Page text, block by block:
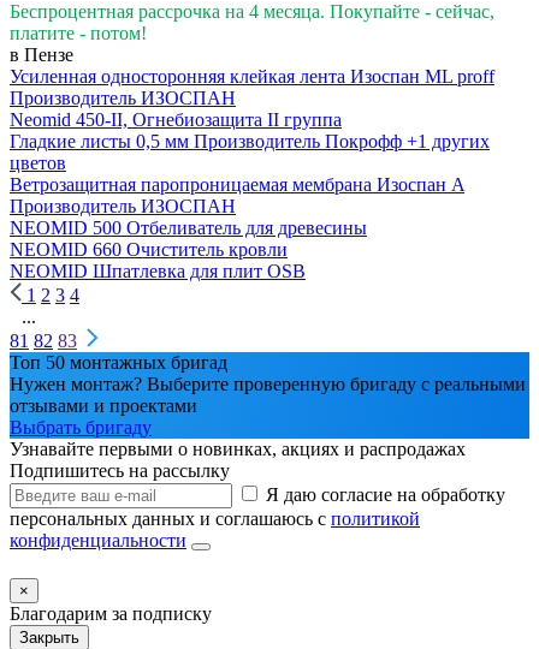
Беспроцентная рассрочка на 4 месяца. Покупайте - сейчас,
платите - потом!
в Пензе
Усиленная односторонняя клейкая лента Изоспан ML proff
Производитель ИЗОСПАН
Neomid 450-II, Огнебиозащита II группа
Гладкие листы 0,5 мм Производитель Покрофф +1 других
цветов
Ветрозащитная паропроницаемая мембрана Изоспан A
Производитель ИЗОСПАН
NEOMID 500 Отбеливатель для древесины
NEOMID 660 Очиститель кровли
NEOMID Шпатлевка для плит OSB
1 2 3 4
...
81 82 83
Топ 50 монтажных бригад
Нужен монтаж? Выберите проверенную бригаду с реальными
отзывами и проектами
Выбрать бригаду
Узнавайте первыми о новинках, акциях и распродажах
Подпишитесь на рассылку
Я даю согласие на обработку
персональных данных и соглашаюсь с политикой
конфиденциальности
×
Благодарим за подписку
Закрыть